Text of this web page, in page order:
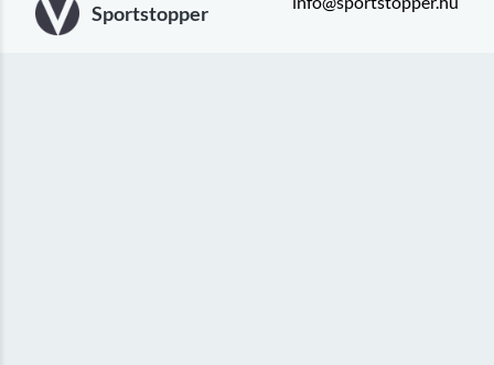
Sportstopper